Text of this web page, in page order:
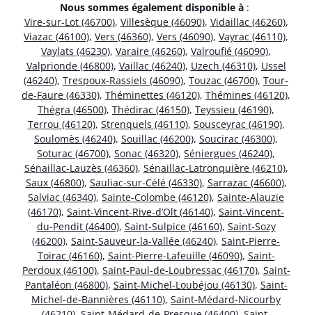
Nous sommes également disponible à :
Vire-sur-Lot (46700), Villesèque (46090), Vidaillac (46260),
Viazac (46100), Vers (46360), Vers (46090), Vayrac (46110),
Vaylats (46230), Varaire (46260), Valroufié (46090),
Valprionde (46800), Vaillac (46240), Uzech (46310), Ussel
(46240), Trespoux-Rassiels (46090), Touzac (46700), Tour-
de-Faure (46330), Théminettes (46120), Thémines (46120),
Thégra (46500), Thédirac (46150), Teyssieu (46190),
Terrou (46120), Strenquels (46110), Sousceyrac (46190),
Soulomès (46240), Souillac (46200), Soucirac (46300),
Soturac (46700), Sonac (46320), Séniergues (46240),
Sénaillac-Lauzès (46360), Sénaillac-Latronquière (46210),
Saux (46800), Sauliac-sur-Célé (46330), Sarrazac (46600),
Salviac (46340), Sainte-Colombe (46120), Sainte-Alauzie
(46170), Saint-Vincent-Rive-d’Olt (46140), Saint-Vincent-
du-Pendit (46400), Saint-Sulpice (46160), Saint-Sozy
(46200), Saint-Sauveur-la-Vallée (46240), Saint-Pierre-
Toirac (46160), Saint-Pierre-Lafeuille (46090), Saint-
Perdoux (46100), Saint-Paul-de-Loubressac (46170), Saint-
Pantaléon (46800), Saint-Michel-Loubéjou (46130), Saint-
Michel-de-Bannières (46110), Saint-Médard-Nicourby